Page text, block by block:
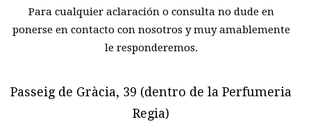
Para cualquier aclaración o consulta no dude en
ponerse en contacto con nosotros y muy amablemente
le responderemos.
Passeig de Gràcia, 39 (dentro de la Perfumeria
Regia)